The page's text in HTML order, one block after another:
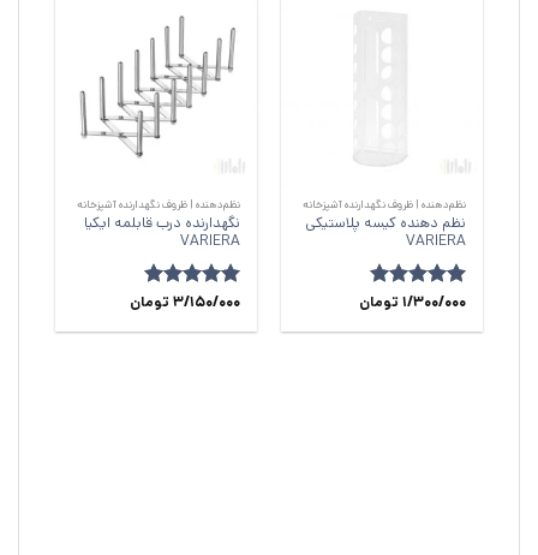
نظم‌دهنده | ظروف نگهدارنده آشپزخانه
نظم دهنده کیسه پلاستیکی
VARIERA
امتیاز4.891/300/000 تومان
نظم‌دهنده | ظروف نگهدارنده آشپزخانه
نگهدارنده درب قابلمه ایکیا
VARIERA
امتیاز5از3/150/000 تومان